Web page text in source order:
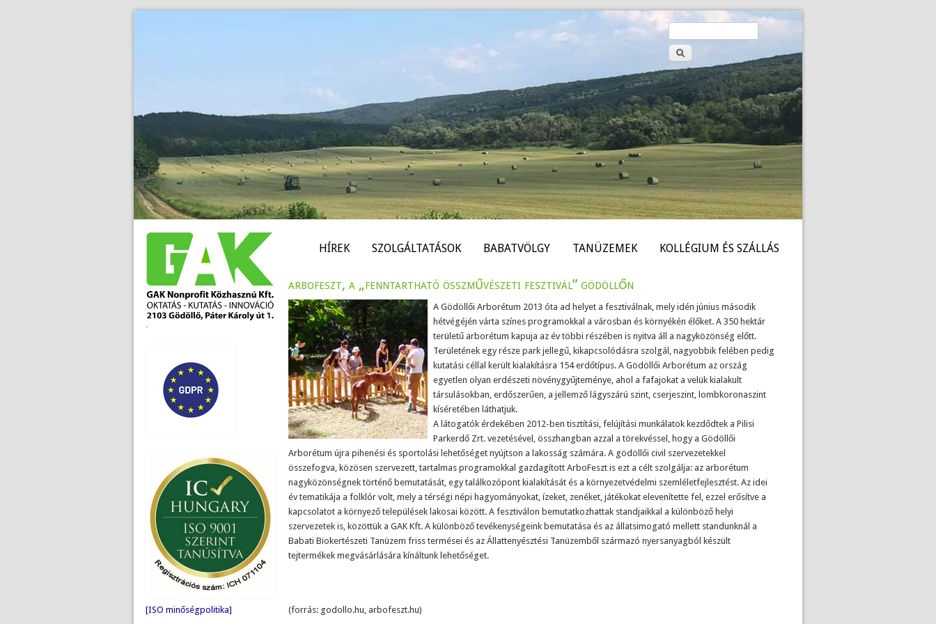
Keresés
űrlap
HÍREK SZOLGÁLTATÁSOK BABATVÖLGY TANÜZEMEK KOLLÉGIUM ÉS SZÁLLÁS
arbofeszt, a „fenntartható összművészeti fesztivál” gödöllőn
A Gödöllői Arborétum 2013 óta ad helyet a fesztiválnak, mely idén június második
hétvégéjén várta színes programokkal a városban és környékén élőket. A 350 hektár
területű arborétum kapuja az év többi részében is nyitva áll a nagyközönség előtt.
Területének egy része park jellegű, kikapcsolódásra szolgál, nagyobbik felében pedig
kutatási céllal került kialakításra 154 erdőtípus. A Gödöllői Arborétum az ország
egyetlen olyan erdészeti növénygyűjteménye, ahol a fafajokat a velük kialakult
társulásokban, erdőszerűen, a jellemző lágyszárú szint, cserjeszint, lombkoronaszint
kíséretében láthatjuk.
A látogatók érdekében 2012-ben tisztítási, felújítási munkálatok kezdődtek a Pilisi
Parkerdő Zrt. vezetésével, összhangban azzal a törekvéssel, hogy a Gödöllői
Arborétum újra pihenési és sportolási lehetőséget nyújtson a lakosság számára. A gödöllői civil szervezetekkel
összefogva, közösen szervezett, tartalmas programokkal gazdagított ArboFeszt is ezt a célt szolgálja: az arborétum
nagyközönségnek történő bemutatását, egy találkozópont kialakítását és a környezetvédelmi szemléletfejlesztést. Az idei
év tematikája a folklór volt, mely a térségi népi hagyományokat, ízeket, zenéket, játékokat elevenítette fel, ezzel erősítve a
kapcsolatot a környező települések lakosai között. A fesztiválon bemutatkozhattak standjaikkal a különböző helyi
szervezetek is, közöttük a GAK Kft. A különböző tevékenységeink bemutatása és az állatsimogató mellett standunknál a
Babati Biokertészeti Tanüzem friss termései és az Állattenyésztési Tanüzemből származó nyersanyagból készült
tejtermékek megvásárlására kínáltunk lehetőséget.
(forrás: godollo.hu, arbofeszt.hu)
.
.
[ISO minőségpolitika]